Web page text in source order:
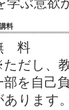
料
料
だし、
部を自己
あります